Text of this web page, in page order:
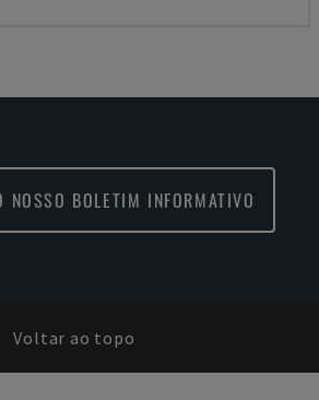
NOSSO BOLETIM INFORMATIVO
Voltar ao topo